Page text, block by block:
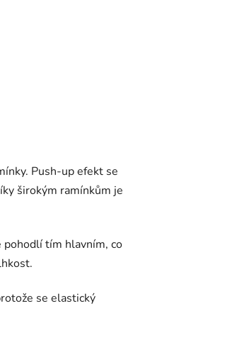
Push-up efekt se
širokým ramínkům je
pohodlí tím hlavním, co
se elastický